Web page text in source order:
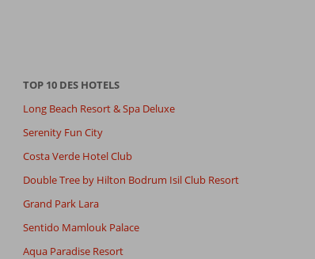
TOP 10 DES HOTELS
Long Beach Resort & Spa Deluxe
Serenity Fun City
Costa Verde Hotel Club
Double Tree by Hilton Bodrum Isil Club Resort
Grand Park Lara
Sentido Mamlouk Palace
Aqua Paradise Resort